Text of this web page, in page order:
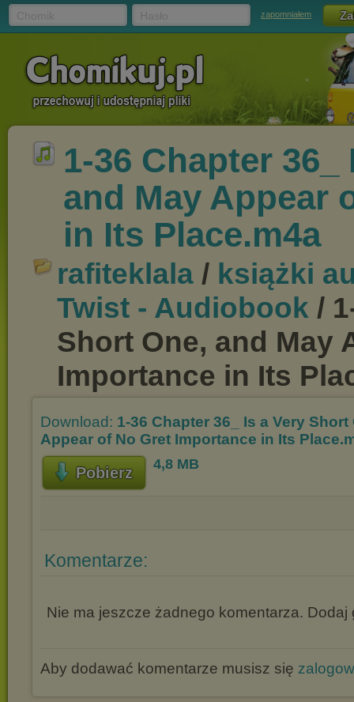
zapomniałem
1-36 Chapter
and May Appear
in Its Place.m4a
rafiteklala / książki
Twist - Audiobook /
Short One, and May
Importance in Its
Download: 1-36 Chapter 36_ Is a Very Short
Appear of No Gret Importance in Its
Pobierz 4,8 MB
Komentarze:
Nie ma jeszcze żadnego komentarza. Dodaj
Aby dodawać komentarze musisz się